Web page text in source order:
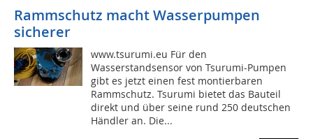
Rammschutz macht Wasserpumpen
sicherer
www.tsurumi.eu Für den
Wasserstandsensor von Tsurumi-Pumpen
gibt es jetzt einen fest montierbaren
Rammschutz. Tsurumi bietet das Bauteil
direkt und über seine rund 250 deutschen
Händler an. Die...